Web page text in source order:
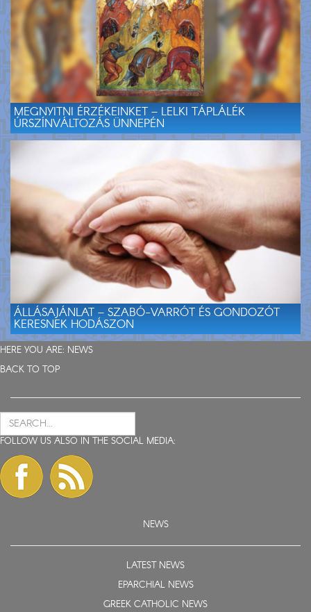
MEGNYITNI ÉRZÉKEINKET – LELKI TÁPLÁLÉK
ÚRSZÍNVÁLTOZÁS ÜNNEPÉN
ÁLLÁSAJÁNLAT – SZABÓ-VARRÓT ÉS GONDOZÓT
KERESNEK HODÁSZON
HERE YOU ARE: NEWS
BACK TO TOP
FOLLOW US ALSO IN THE SOCIAL MEDIA:
NEWS
LATEST NEWS
EPARCHIAL NEWS
GREEK CATHOLIC NEWS